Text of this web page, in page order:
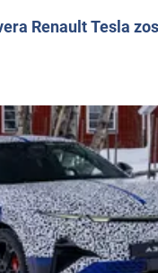
Renault Tesla